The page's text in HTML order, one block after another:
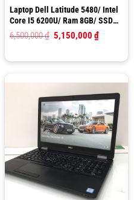
Laptop Dell Latitude 5480/ Intel
Core I5 6200U/ Ram 8GB/ SSD
128GB/ HD Graphics 520/ LCD
14.0″ HD
6,500,000₫ Giá
6,500,000 ₫.
5,150,000₫Giá
là: